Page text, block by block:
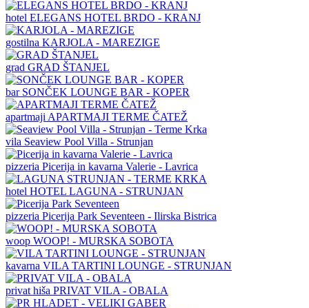
hotel ELEGANS HOTEL BRDO - KRANJ
gostilna KARJOLA - MAREZIGE
grad GRAD ŠTANJEL
bar SONČEK LOUNGE BAR - KOPER
apartmaji APARTMAJI TERME ČATEŽ
vila Seaview Pool Villa - Strunjan
pizzeria Picerija in kavarna Valerie - Lavrica
hotel HOTEL LAGUNA - STRUNJAN
pizzeria Picerija Park Seventeen - Ilirska Bistrica
woop WOOP! - MURSKA SOBOTA
kavarna VILA TARTINI LOUNGE - STRUNJAN
privat hiša PRIVAT VILA - OBALA